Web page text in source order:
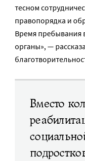
тесном
правопорядка и
Время пребывания
органы», —
Вместо